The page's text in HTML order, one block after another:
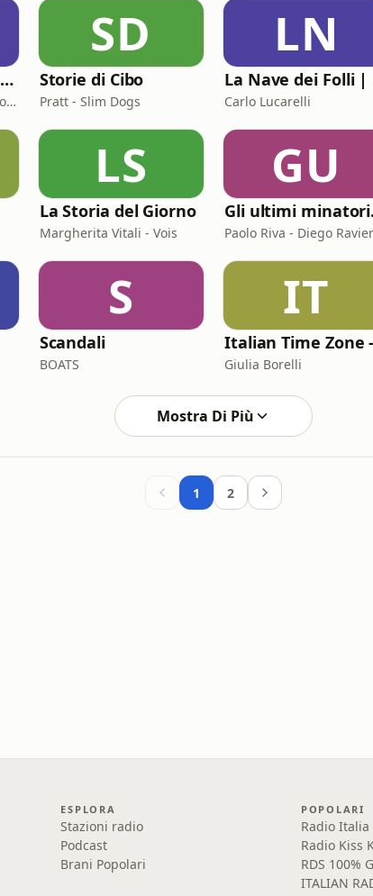
Srebrenica - Il genocidio dimenticato
Roberta Biagiarelli, Paolo Rumiz - Chora Media
SD
Storie di Cibo
Pratt - Slim Dogs
LN
Carlo Lucarelli
LS
La Storia del Giorno
Margherita Vitali - Vois
GU
Gli
Paolo Riva - Diego Ravier
S
Scandali
BOATS
IT
Giulia Borelli
Mostra Di Più
1 2
ESPLORA
Stazioni radio
Podcast
Brani Popolari
POPOLARI
Radio Italia
Radio Kiss
RDS 100%
ITALIAN